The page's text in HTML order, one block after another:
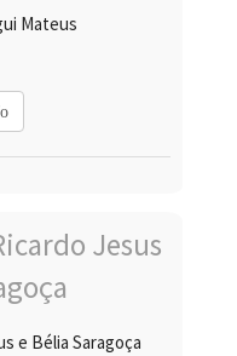
Mateus
e Bélia Saragoça